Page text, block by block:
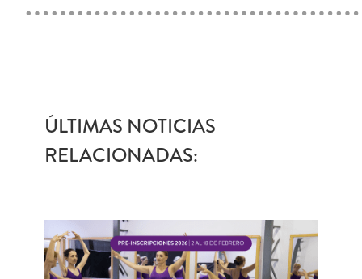
ÚLTIMAS NOTICIAS
RELACIONADAS: